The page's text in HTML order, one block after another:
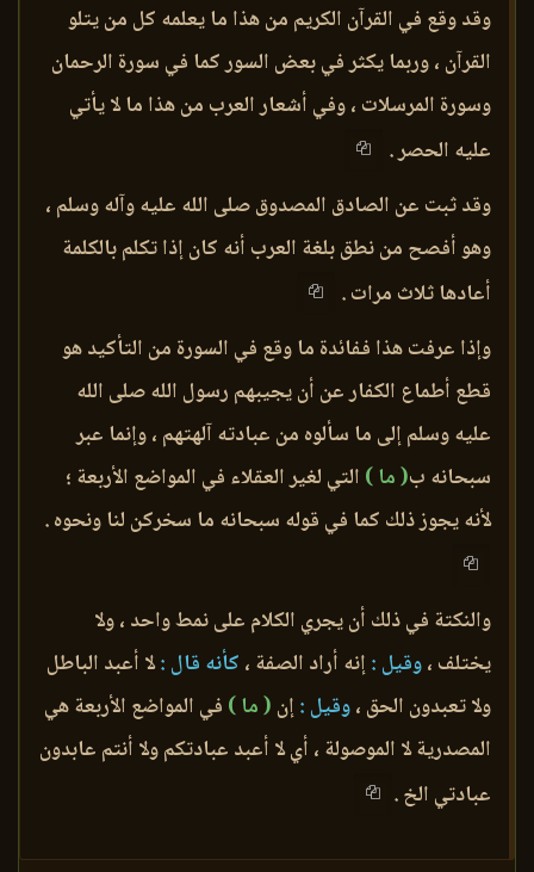
وقد وقع في القرآن الكريم من هذا ما يعلمه كل من يتلو
القرآن ، وربما يكثر في بعض السور كما في سورة الرحمان
وسورة المرسلات ، وفي أشعار العرب من هذا ما لا يأتي
عليه الحصر .
وقد ثبت عن الصادق المصدوق صلى الله عليه وآله وسلم ،
وهو أفصح من نطق بلغة العرب أنه كان إذا تكلم بالكلمة
أعادها ثلاث مرات .
وإذا عرفت هذا ففائدة ما وقع في السورة من التأكيد هو
قطع أطماع الكفار عن أن يجيبهم رسول الله صلى الله
عليه وسلم إلى ما سألوه من عبادته آلهتهم ، وإنما عبر
سبحانه ب( ما ) التي لغير العقلاء في المواضع الأربعة ؛
لأنه يجوز ذلك كما في قوله سبحانه ما سخركن لنا ونحوه .
والنكتة في ذلك أن يجري الكلام على نمط واحد ، ولا
يختلف ،وقيل :إنه أراد الصفة ، كأنه قال :لا أعبد الباطل
ولا تعبدون الحق ،وقيل :إن ( ما ) في المواضع الأربعة هي
المصدرية لا الموصولة ، أي لا أعبد عبادتكم ولا أنتم عابدون
عبادتي الخ .